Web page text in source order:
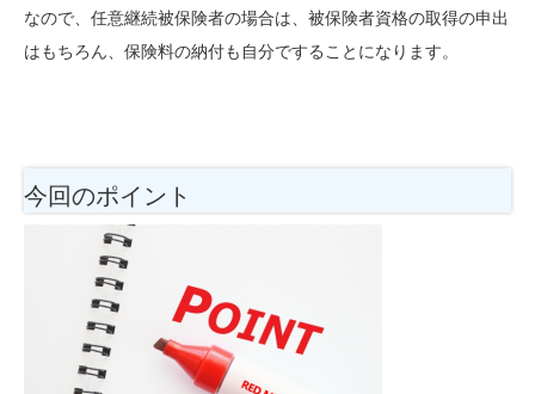
なので、任意継続被保険者の場合は、被保険者資格の取得の申出
はもちろん、保険料の納付も自分ですることになります。
今回のポイント